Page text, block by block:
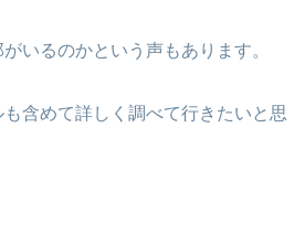
いるのかという声もあります。
含めて詳しく調べて行きたいと思